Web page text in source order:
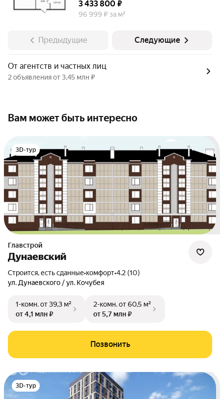
3 433 800 ₽
96 999 ₽ за м²
Предыдущие Следующие
От агентств и частных лиц
2 объявления от 3,45 млн ₽
Вам может быть интересно
3D-тур
Главстрой
Дунаевский
Строится, есть сданные•комфорт•4.2 (10)
ул. Дунаевского / ул. Кочубея
1-комн.от 39,3 м²
от 4,1 млн ₽
2-комн.от 60,5 м²
от 5,7 млн ₽
Позвонить
3D-тур